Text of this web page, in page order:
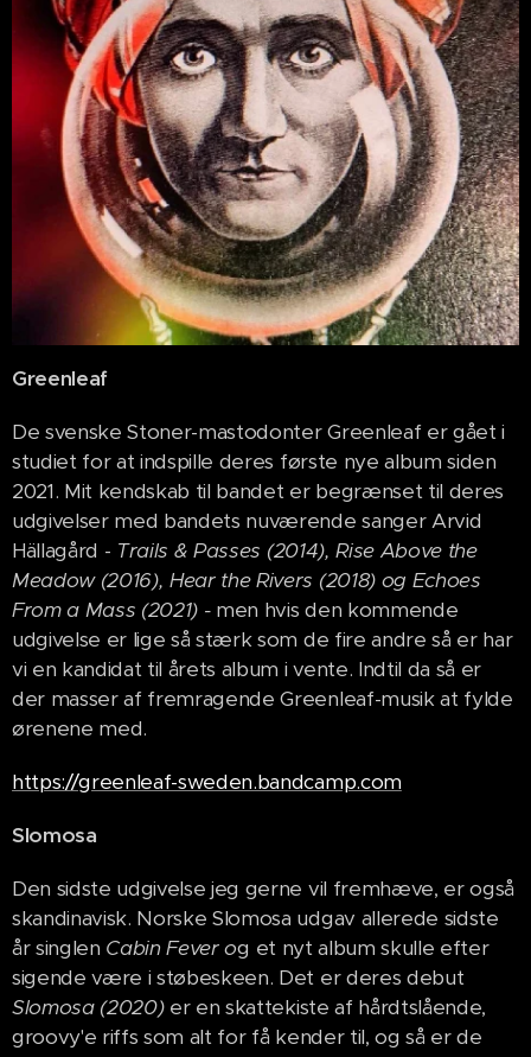
Greenleaf
De svenske Stoner-mastodonter Greenleaf er gået i
studiet for at indspille deres første nye album siden
2021. Mit kendskab til bandet er begrænset til deres
udgivelser med bandets nuværende sanger Arvid
Hällagård - Trails & Passes (2014), Rise Above the
Meadow (2016), Hear the Rivers (2018) og Echoes
From a Mass (2021) - men hvis den kommende
udgivelse er lige så stærk som de fire andre så er har
vi en kandidat til årets album i vente. Indtil da så er
der masser af fremragende Greenleaf-musik at fylde
ørenene med.
https://greenleaf-sweden.bandcamp.com
Slomosa
Den sidste udgivelse jeg gerne vil fremhæve, er også
skandinavisk. Norske Slomosa udgav allerede sidste
år singlen Cabin Fever og et nyt album skulle efter
sigende være i støbeskeen. Det er deres debut
Slomosa (2020) er en skattekiste af hårdtslående,
groovy'e riffs som alt for få kender til, og så er de